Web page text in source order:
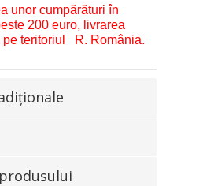
unor cumpărături în
200 euro, livrarea
pe teritoriul R. România.